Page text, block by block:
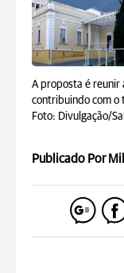
A proposta é reunir
contribuindo com o
Foto: Divulgação/
Publicado Por